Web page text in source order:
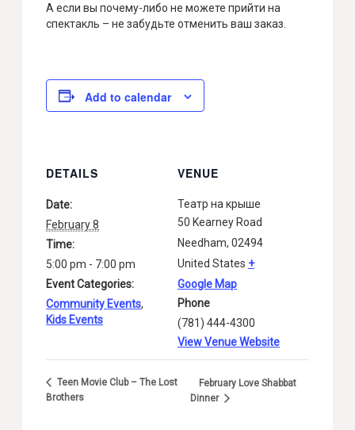
А если вы почему-либо не можете прийти на
спектакль – не забудьте отменить ваш заказ.
Add to calendar
DETAILS
Date:
February 8
Time:
5:00 pm - 7:00 pm
Event Categories:
Community Events,
Kids Events
VENUE
Театр на крыше
50 Kearney Road
Needham, 02494
United States +
Google Map
Phone
(781) 444-4300
View Venue Website
Teen Movie Club – The Lost
Brothers
February Love Shabbat
Dinner